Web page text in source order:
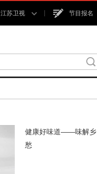
江苏卫视 节目报名
健康好味道——味解乡
愁